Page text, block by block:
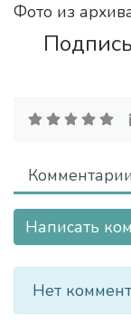
Фото из
Комментарии
Написать
Нет